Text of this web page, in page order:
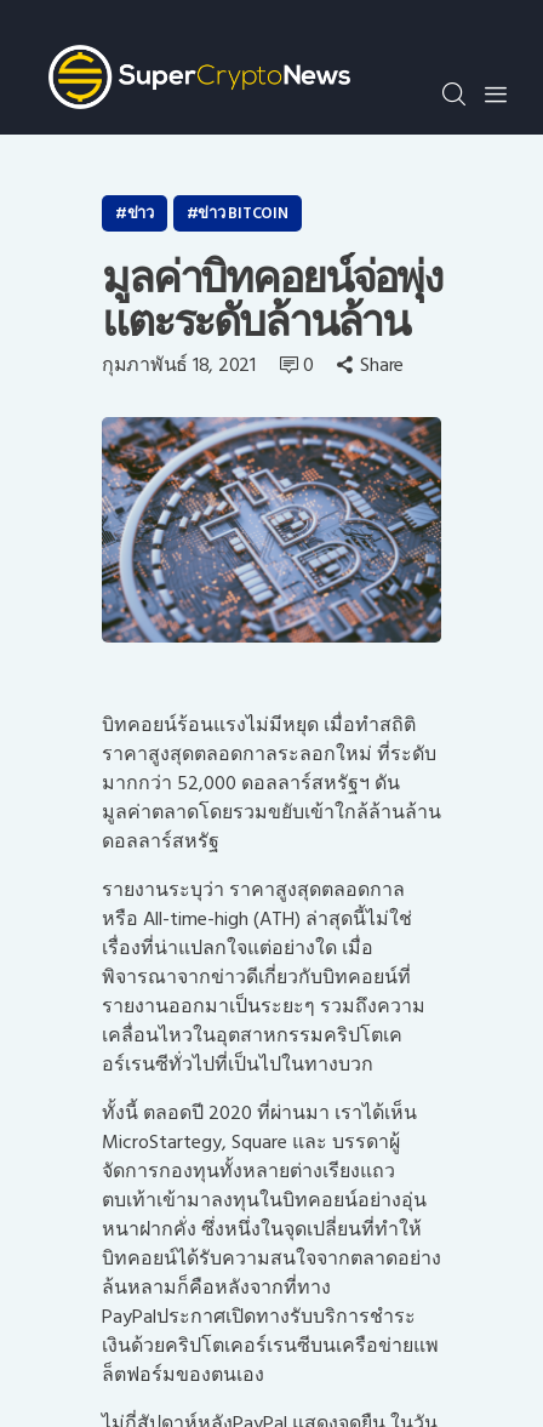
SCN30index
ข่าว
ถาม-ตอบ
ความรู้เบื้องต้น
ข่าวประชาสัมพันธ์
ไทย
ข่าว ข่าว BITCOIN
มูลค่าบิทคอยน์จ่อพุุ่ง
แตะระดับล้านล้าน
กุมภาพันธ์ 18, 2021 0 Share
บิทคอยน์ร้อนแรงไม่มีหยุด เมื่อทำสถิติ
ราคาสูงสุดตลอดกาลระลอกใหม่ ที่ระดับ
มากกว่า 52,000 ดอลลาร์สหรัฐฯ ดัน
มูลค่าตลาดโดยรวมขยับเข้าใกล้ล้านล้าน
ดอลลาร์สหรัฐ
รายงานระบุว่า ราคาสูงสุดตลอดกาล
หรือ All-time-high (ATH) ล่าสุดนี้ไม่ใช่
เรื่องที่น่าแปลกใจแต่อย่างใด เมื่อ
พิจารณาจากข่าวดีเกี่ยวกับบิทคอยน์ที่
รายงานออกมาเป็นระยะๆ รวมถึงความ
เคลื่อนไหวในอุตสาหกรรมคริปโตเค
อร์เรนซีทั่วไปที่เป็นไปในทางบวก
ทั้งนี้ ตลอดปี 2020 ที่ผ่านมา เราได้เห็น
MicroStartegy, Square และ บรรดาผู้
จัดการกองทุนทั้งหลายต่างเรียงแถว
ตบเท้าเข้ามาลงทุนในบิทคอยน์อย่างอุ่น
หนาฝากคั่ง ซึ่งหนึ่งในจุดเปลี่ยนที่ทำให้
บิทคอยน์ได้รับความสนใจจากตลาดอย่าง
ล้นหลามก็คือหลังจากที่ทาง
PayPalประกาศเปิดทางรับบริการชำระ
เงินด้วยคริปโตเคอร์เรนซีบนเครือข่ายแพ
ล็ตฟอร์มของตนเอง